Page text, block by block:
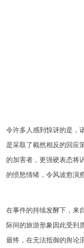
令许多人感到惊讶的是，
是采取了截然相反的回应
的加害者，更强硬表态将
的愤怒情绪，令风波愈演
在事件的持续发酵下，来
际间的旅游形象因此受到
最终，在无法抵御的舆论